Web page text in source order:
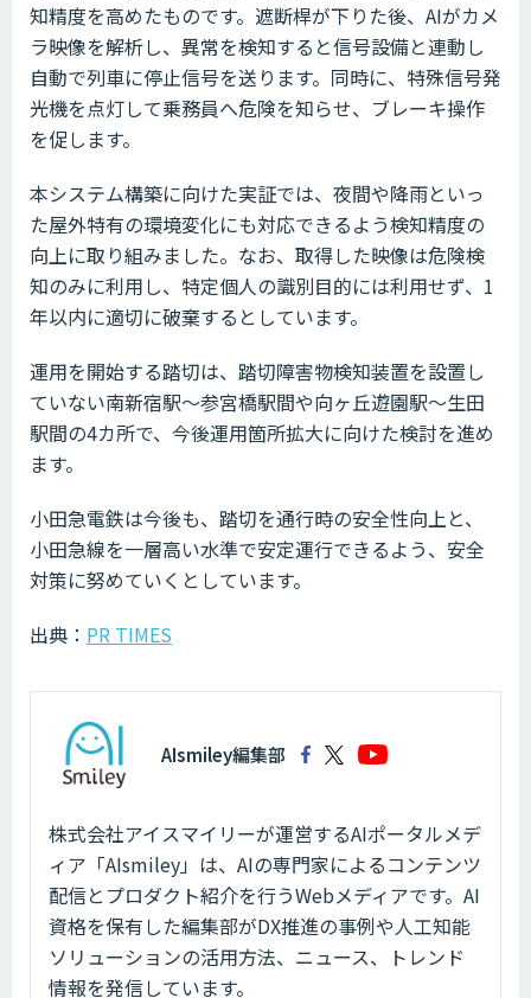
知精度を高めたものです。遮断桿が下りた後、AIがカメ
ラ映像を解析し、異常を検知すると信号設備と連動し
自動で列車に停止信号を送ります。同時に、特殊信号発
光機を点灯して乗務員へ危険を知らせ、ブレーキ操作
を促します。
本システム構築に向けた実証では、夜間や降雨といっ
た屋外特有の環境変化にも対応できるよう検知精度の
向上に取り組みました。なお、取得した映像は危険検
知のみに利用し、特定個人の識別目的には利用せず、1
年以内に適切に破棄するとしています。
運用を開始する踏切は、踏切障害物検知装置を設置し
ていない南新宿駅～参宮橋駅間や向ヶ丘遊園駅～生田
駅間の4カ所で、今後運用箇所拡大に向けた検討を進め
ます。
小田急電鉄は今後も、踏切を通行時の安全性向上と、
小田急線を一層高い水準で安定運行できるよう、安全
対策に努めていくとしています。
出典： PR TIMES
AIsmiley編集部
株式会社アイスマイリーが運営するAIポータルメデ
ィア「AIsmiley」は、AIの専門家によるコンテンツ
配信とプロダクト紹介を行うWebメディアです。AI
資格を保有した編集部がDX推進の事例や人工知能
ソリューションの活用方法、ニュース、トレンド
情報を発信しています。